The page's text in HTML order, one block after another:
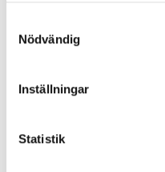
Nödvändig
Inställningar
Statistik
• Vikt: 2,4 kilo
• TSA-kodlås
• 5 års garanti mot fabrikationsfel